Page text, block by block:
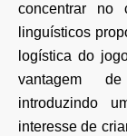
concentrar no
linguísticos
logística do
vantagem
introduzindo
interesse de